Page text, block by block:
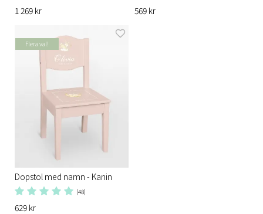
1 269 kr 569 kr
Flera val!
Dopstol med namn - Kanin
(48)
629 kr